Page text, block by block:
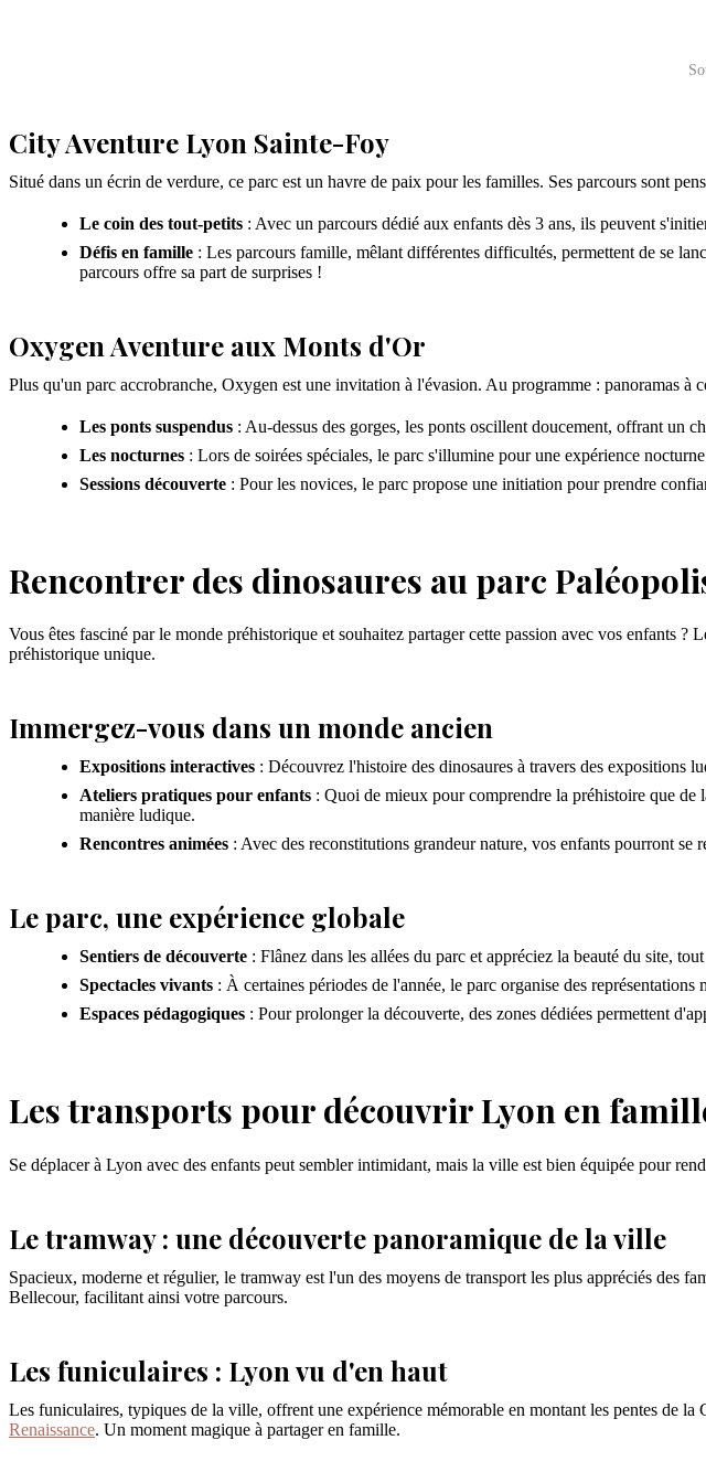
City Aventure Lyon Sainte-Foy
Situé dans un écrin de verdure, ce parc est un havre de paix pour les familles. Ses parcours sont
Le coin des tout-petits : Avec un parcours dédié aux enfants dès 3 ans, ils peuvent
Défis en famille : Les parcours famille, mêlant différentes difficultés, permettent de se
parcours offre sa part de surprises !
Oxygen Aventure aux Monts d'Or
Plus qu'un parc accrobranche, Oxygen est une invitation à l'évasion. Au programme : panoramas à
Les ponts suspendus : Au-dessus des gorges, les ponts oscillent doucement, offrant un
Les nocturnes : Lors de soirées spéciales, le parc s'illumine pour une expérience
Sessions découverte : Pour les novices, le parc propose une initiation pour prendre
Rencontrer des dinosaures au parc
Vous êtes fasciné par le monde préhistorique et souhaitez partager cette passion avec vos enfants
préhistorique unique.
Immergez-vous dans un monde ancien
Expositions interactives : Découvrez l'histoire des dinosaures à travers des expositions
Ateliers pratiques pour enfants : Quoi de mieux pour comprendre la préhistoire que
manière ludique.
Rencontres animées : Avec des reconstitutions grandeur nature, vos enfants pourront
Le parc, une expérience globale
Sentiers de découverte : Flânez dans les allées du parc et appréciez la beauté du site,
Spectacles vivants : À certaines périodes de l'année, le parc organise des représentations
Espaces pédagogiques : Pour prolonger la découverte, des zones dédiées permettent
Les transports pour découvrir Lyon en
Se déplacer à Lyon avec des enfants peut sembler intimidant, mais la ville est bien équipée pour
Le tramway : une découverte panoramique de la ville
Spacieux, moderne et régulier, le tramway est l'un des moyens de transport les plus appréciés des
Bellecour, facilitant ainsi votre parcours.
Les funiculaires : Lyon vu d'en haut
Les funiculaires, typiques de la ville, offrent une expérience mémorable en montant les pentes de
Renaissance. Un moment magique à partager en famille.